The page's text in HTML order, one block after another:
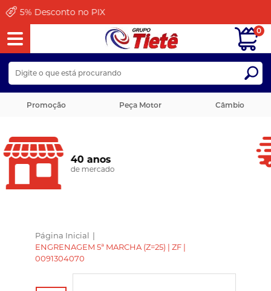
Promoção Peça Motor Câmbio
0
Página Inicial |
ENGRENAGEM 5ª MARCHA (Z=25) | ZF |
0091304070